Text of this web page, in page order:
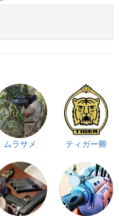
ムラサメ ティガー卿